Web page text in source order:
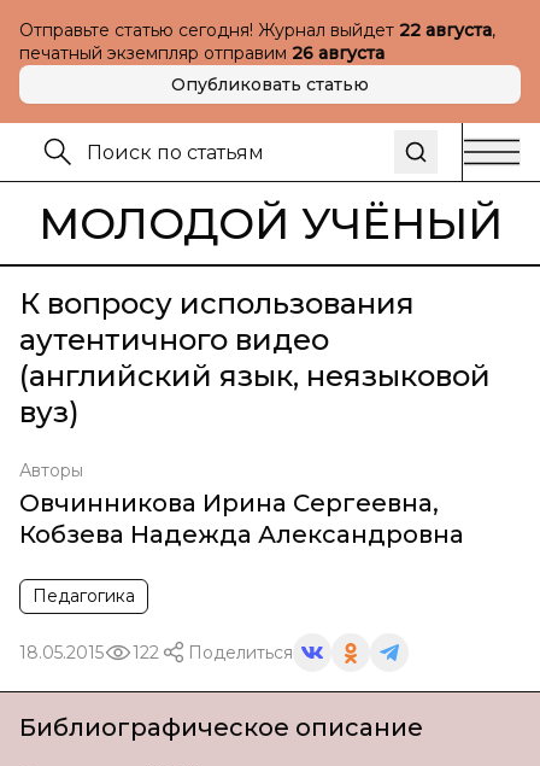
Отправьте статью сегодня! Журнал выйдет 22 августа,
печатный экземпляр отправим 26 августа
Опубликовать статью
МОЛОДОЙ УЧЁНЫЙ
К вопросу использования
аутентичного видео
(английский язык, неязыковой
вуз)
Авторы
Овчинникова Ирина Сергеевна,
Кобзева Надежда Александровна
Педагогика
18.05.2015 122 Поделиться
Библиографическое описание